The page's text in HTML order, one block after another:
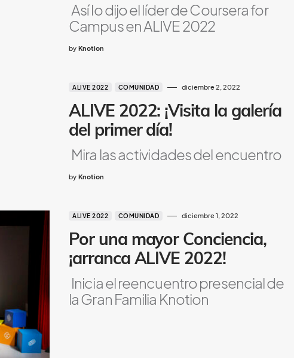
Así lo dijo el líder de Coursera for
Campus en ALIVE 2022
by Knotion
ALIVE 2022 COMUNIDAD diciembre 2, 2022
ALIVE 2022: ¡Visita la galería
del primer día!
Mira las actividades del encuentro
by Knotion
ALIVE 2022 COMUNIDAD diciembre 1, 2022
Por una mayor Conciencia,
¡arranca ALIVE 2022!
Inicia el reencuentro presencial de
la Gran Familia Knotion